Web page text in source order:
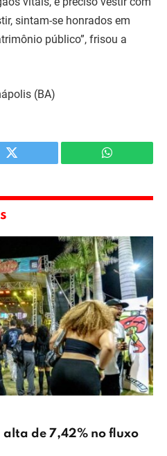
sintam-se honrados em
público”, frisou a
(BA)
Twitter WhatsApp
alta de 7,42% no fluxo